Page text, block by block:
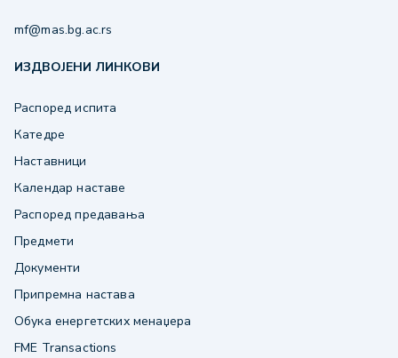
mf@mas.bg.ac.rs
ИЗДВОЈЕНИ ЛИНКОВИ
Распоред испита
Катедре
Наставници
Календар наставе
Распоред предавања
Предмети
Документи
Припремна настава
Обука енергетских менаџера
FME Transactions